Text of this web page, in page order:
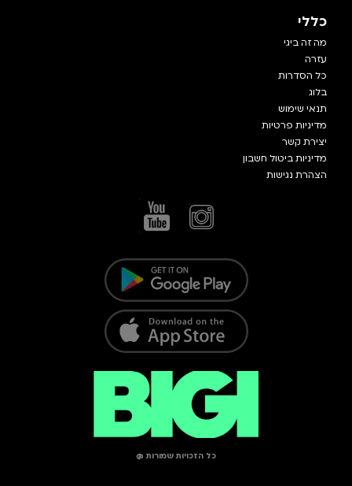
כללי
מה זה ביגי
עזרה
כל הסדרות
בלוג
תנאי שימוש
מדיניות פרטיות
יצירת קשר
מדיניות ביטול חשבון
הצהרת נגישות
כל הזכויות שמורות @